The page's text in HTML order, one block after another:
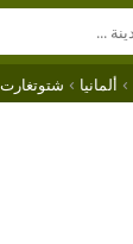
› ألمانيا › شتوتغارت